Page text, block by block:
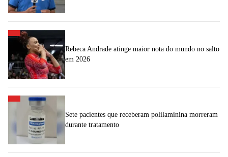
Rebeca Andrade atinge maior nota do mundo no salto
em 2026
Sete pacientes que receberam polilaminina morreram
durante tratamento